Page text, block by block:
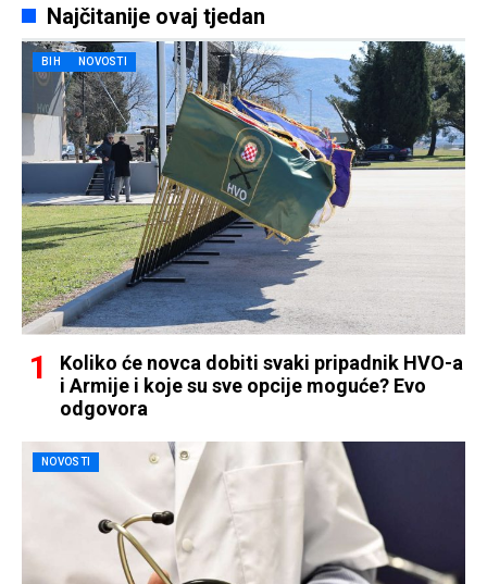
Najčitanije ovaj tjedan
BIH NOVOSTI
Koliko će novca dobiti svaki pripadnik HVO-a
i Armije i koje su sve opcije moguće? Evo
odgovora
NOVOSTI